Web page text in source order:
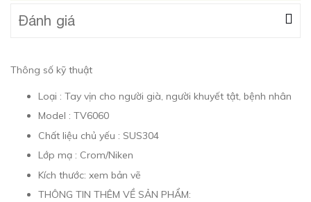
Đánh giá
Thông số kỹ thuật
Loại : Tay vịn cho người già, người khuyết tật, bệnh nhân
Model : TV6060
Chất liệu chủ yếu : SUS304
Lớp mạ : Crom/Niken
Kích thước: xem bản vẽ
THÔNG TIN THÊM VỀ SẢN PHẨM: